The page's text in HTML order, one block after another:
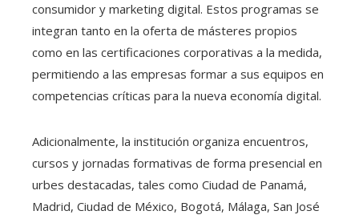
consumidor y marketing digital. Estos programas se
integran tanto en la oferta de másteres propios
como en las certificaciones corporativas a la medida,
permitiendo a las empresas formar a sus equipos en
competencias críticas para la nueva economía digital.
Adicionalmente, la institución organiza encuentros,
cursos y jornadas formativas de forma presencial en
urbes destacadas, tales como Ciudad de Panamá,
Madrid, Ciudad de México, Bogotá, Málaga, San José